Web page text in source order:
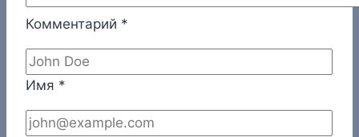
Комментарий *
Имя *